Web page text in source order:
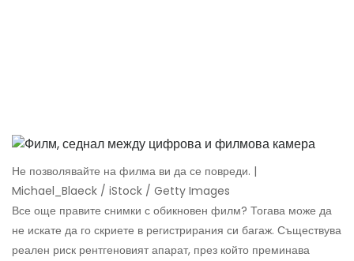
Не позволявайте на филма ви да се повреди. |
Michael_Blaeck / iStock / Getty Images
Все още правите снимки с обикновен филм? Тогава може да
не искате да го скриете в регистрирания си багаж. Съществува
реален риск рентгеновият апарат, през който преминава